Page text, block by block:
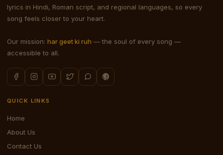
lyrics in Hindi, Roman script, and regional languages, so every
song feels closer to your heart.
Our mission: har geet ki ruh — the soul of every song —
accessible to all.
QUICK LINKS
Home
About Us
Contact Us